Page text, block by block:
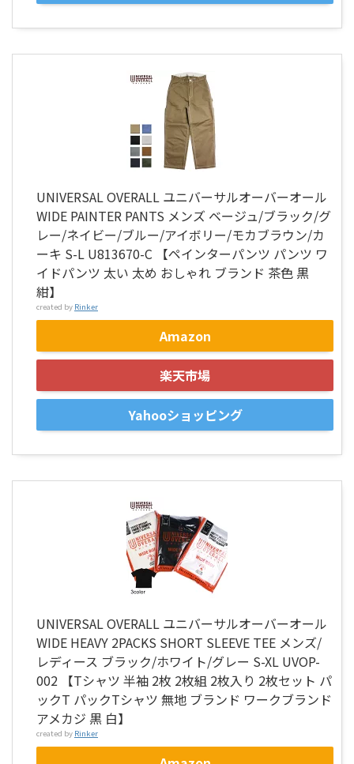
UNIVERSAL OVERALL ユニバーサルオーバーオール
WIDE PAINTER PANTS メンズ ベージュ/ブラック/グ
レー/ネイビー/ブルー/アイボリー/モカブラウン/カ
ーキ S-L U813670-C 【ペインターパンツ パンツ ワ
イドパンツ 太い 太め おしゃれ ブランド 茶色 黒
紺】
created by Rinker
Amazon
楽天市場
Yahooショッピング
UNIVERSAL OVERALL ユニバーサルオーバーオール
WIDE HEAVY 2PACKS SHORT SLEEVE TEE メンズ/
レディース ブラック/ホワイト/グレー S-XL UVOP-
002 【Tシャツ 半袖 2枚 2枚組 2枚入り 2枚セット パ
ックT パックTシャツ 無地 ブランド ワークブランド
アメカジ 黒 白】
created by Rinker